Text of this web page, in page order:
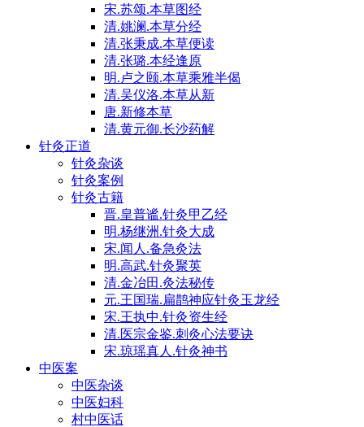
宋.苏颂.本草图经
清.姚澜.本草分经
清.张秉成.本草便读
清.张璐.本经逢原
明.卢之颐.本草乘雅半偈
清.吴仪洛.本草从新
唐.新修本草
清.黄元御.长沙药解
针灸正道
针灸杂谈
针灸案例
针灸古籍
晋.皇普谧.针灸甲乙经
明.杨继洲.针灸大成
宋.闻人.备急灸法
明.高武.针灸聚英
清.金冶田.灸法秘传
元.王国瑞.扁鹊神应针灸玉龙经
宋.王执中.针灸资生经
清.医宗金鉴.刺灸心法要诀
宋.琼瑶真人.针灸神书
中医案
中医杂谈
中医妇科
村中医话